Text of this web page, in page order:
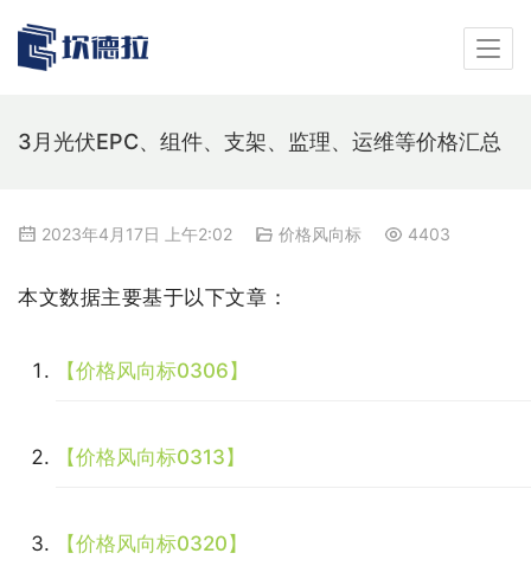
3月光伏EPC、组件、支架、监理、运维等价格汇总
2023年4月17日 上午2:02 价格风向标 4403
本文数据主要基于以下文章：
【价格风向标0306】
【价格风向标0313】
【价格风向标0320】